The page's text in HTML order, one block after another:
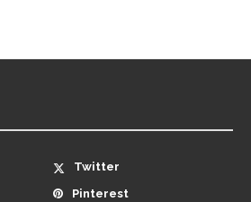
Twitter
Pinterest